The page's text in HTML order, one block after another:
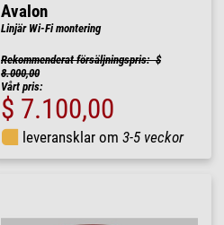
Avalon
Linjär Wi-Fi montering
Rekommenderat försäljningspris: $
8.000,00
Vårt pris:
$ 7.100,00
leveransklar om 3-5 veckor